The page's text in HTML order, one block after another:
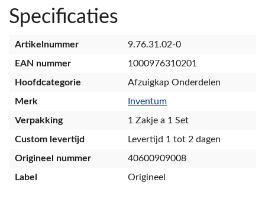
Specificaties
Artikelnummer
9.76.31.02-0
EAN nummer
1000976310201
Hoofdcategorie
Afzuigkap Onderdelen
Merk
Inventum
Verpakking
1 Zakje a 1 Set
Custom levertijd
Levertijd 1 tot 2 dagen
Origineel nummer
40600909008
Label
Origineel